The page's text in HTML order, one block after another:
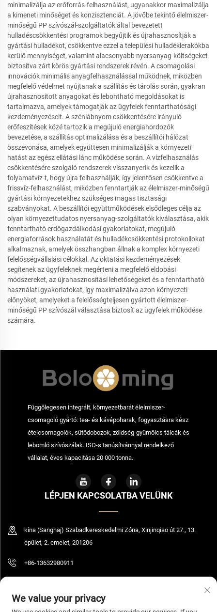
minimalizálja az erőforrás-felhasználást, ugyanakkor maximalizálja
a kimeneti minőséget és konzisztenciát. A jövőbe tekintő élelmiszer-
minőségű PP szívószál-szolgáltatók által bevezetett
hulladéscsökkentési programok begyűjtik és újrahasznosítják a
gyártási hulladékot, csökkentve ezzel a települési hulladéklerakókba
kerülő mennyiséget, valamint alacsonyabb nyersanyag-költségeket
biztosítva zárt körös gyártási rendszerek révén. A csomagolási
innovációk minimális anyagfelhasználással működnek, miközben
megfelelő védelmet nyújtanak a szállítás és tárolás során, gyakran
újrahasznosított anyagokat és lebontható megoldásokat is
tartalmazva, amelyek támogatják az ügyfelek fenntarthatósági
kezdeményezéseit. A szénlábnyom csökkentésére irányuló
erőfeszítések közé tartozik a megújuló energiahordozók
bevezetése, a szállítás optimalizálása és a beszállítói hálózat
összevonása, amelyek együttesen minimalizálják a környezeti
hatást az egész ellátási lánc működése során. A vízfelhasználás
csökkentésére szolgáló rendszerek visszanyerik és kezelik a
folyamatvíz-t, hogy újra felhasználják, így jelentősen csökkentve a
frissvíz-felhasználást, miközben fenntartják az élelmiszer-minőségű
gyártási környezetekhez szükséges magas tisztasági
szabványokat. A beszállítói együttműködések elsődleges célja az
olyan környezettudatos nyersanyag-szolgáltatók kiválasztása, akik
fenntartható erdőgazdálkodási gyakorlatokat, megújuló
energiaforrások használatát és hulladékcsökkentési protokollokat
alkalmaznak, amelyek összhangban állnak a komplex környezeti
felelősségvállalási célokkal. Az oktatási kezdeményezések
segítenek az ügyfeleknek megérteni a megfelelő eldobási
módszereket, az újrahasznosítási lehetőségeket és a fenntartható
használati gyakorlatokat, így maximalizálva azon környezeti
előnyöket, amelyeket a felelősségteljesen gyártott élelmiszer-
minőségű PP szívószál választása biztosít az ügyfelek működése
számára.
Függőlegesen integrált, környezetbarát élelmiszer-
csomagoló gyártó: tea- és kávépoharak, fogyasztásra kész
ételcsomagolók, sütődobozok, zöldség-gyümölcs tálcák és
lebomló szívószálak. ISO-s tanúsítvánnyal rendelkező
vállalat, éves kapacitása 20 000 tonna.
LÉPJEN KAPCSOLATBA VELÜNK
kína (Sanghaj) Szabadkereskedelmi Zóna, Xinjinqiao út 27., 13.
épület, 2. emelet, 201206
+86-13632980911
We value your privacy